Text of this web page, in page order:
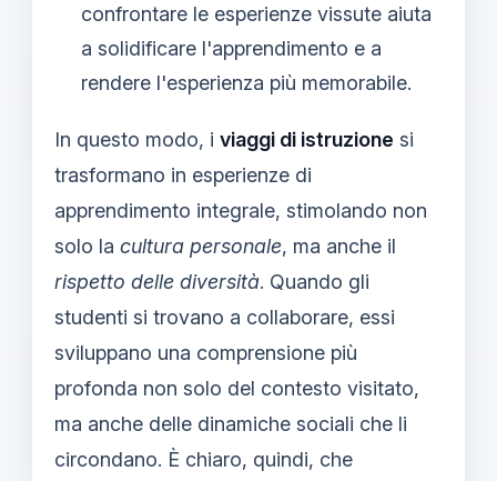
confrontare le esperienze vissute aiuta
a solidificare l'apprendimento e a
rendere l'esperienza più memorabile.
In questo modo, i viaggi di istruzione si
trasformano in esperienze di
apprendimento integrale, stimolando non
solo la cultura personale, ma anche il
rispetto delle diversità. Quando gli
studenti si trovano a collaborare, essi
sviluppano una comprensione più
profonda non solo del contesto visitato,
ma anche delle dinamiche sociali che li
circondano. È chiaro, quindi, che